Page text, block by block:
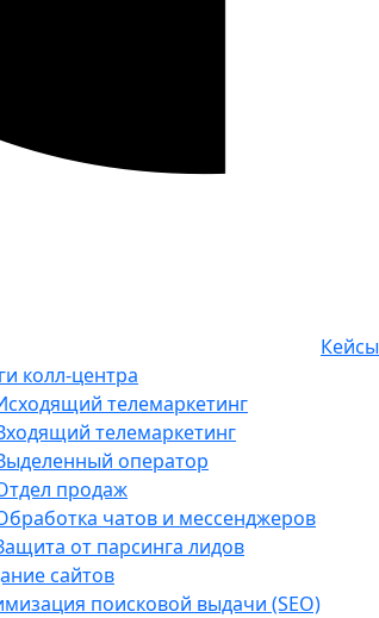
колл-центра
телемаркетинг
телемаркетинг
оператор
продаж
чатов и мессенджеров
от парсинга лидов
сайтов
поисковой выдачи (SEO)
Кейсы